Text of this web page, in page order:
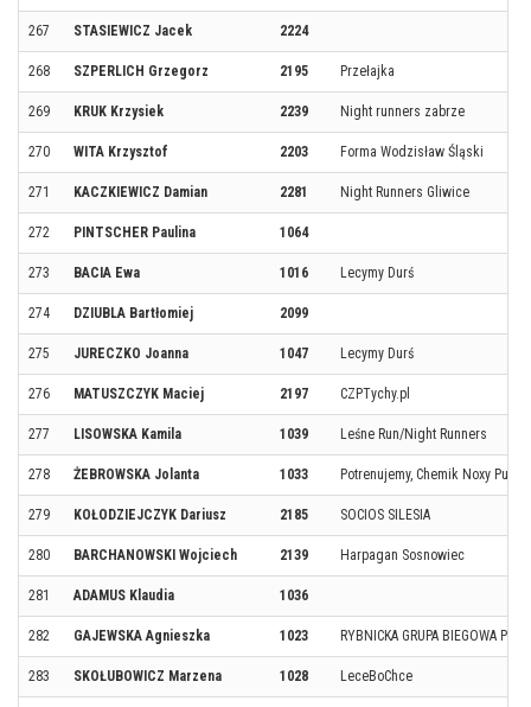
267 STASIEWICZ Jacek 2224
268 SZPERLICH Grzegorz 2195 Przełajka
269 KRUK Krzysiek 2239 Night runners zabrze
270 WITA Krzysztof 2203 Forma Wodzisław Śląski
271 KACZKIEWICZ Damian 2281 Night Runners Gliwice
272 PINTSCHER Paulina 1064
273 BACIA Ewa 1016 Lecymy Durś
274 DZIUBLA Bartłomiej 2099
275 JURECZKO Joanna 1047 Lecymy Durś
276 MATUSZCZYK Maciej 2197 CZPTychy.pl
277 LISOWSKA Kamila 1039 Leśne Run/Night Runners
278 ŻEBROWSKA Jolanta 1033 Potrenujemy, Chemik Noxy
279 KOŁODZIEJCZYK Dariusz 2185 SOCIOS SILESIA
280 BARCHANOWSKI Wojciech 2139 Harpagan Sosnowiec
281 ADAMUS Klaudia 1036
282 GAJEWSKA Agnieszka 1023 RYBNICKA GRUPA BIEGOWA
283 SKOŁUBOWICZ Marzena 1028 LeceBoChce